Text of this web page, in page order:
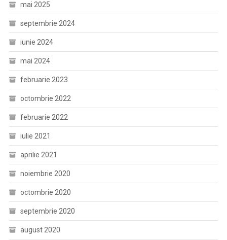
mai 2025
septembrie 2024
iunie 2024
mai 2024
februarie 2023
octombrie 2022
februarie 2022
iulie 2021
aprilie 2021
noiembrie 2020
octombrie 2020
septembrie 2020
august 2020